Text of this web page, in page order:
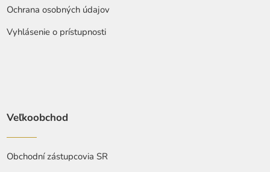
Ochrana osobných údajov
Vyhlásenie o prístupnosti
Veľkoobchod
Obchodní zástupcovia SR